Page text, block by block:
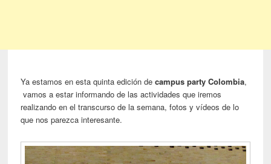
Ya estamos en esta quinta edición decampus party Colombia,
vamos a estar informando de las actividades que iremos
realizando en el transcurso de la semana, fotos y vídeos de lo
que nos parezca interesante.